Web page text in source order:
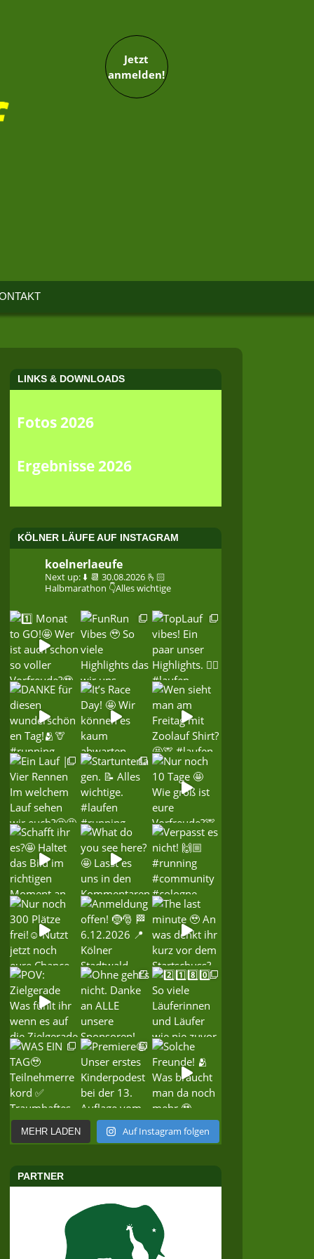
Jetzt
anmelden!
LINKS & DOWNLOADS
Fotos 2026
Ergebnisse 2026
KÖLNER LÄUFE AUF INSTAGRAM
koelnerlaeufe
Next up: ⬇️ 📆 30.08.2026 🫰🏻
Halbmarathon 👇Alles wichtige
MEHR LADEN Auf Instagram folgen
PARTNER